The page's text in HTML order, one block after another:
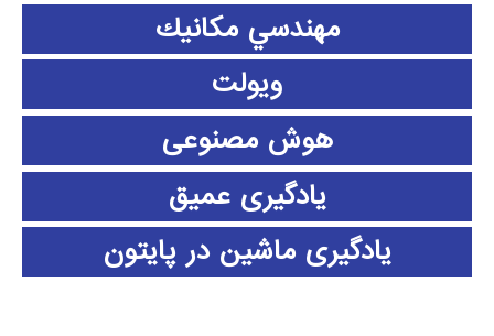
مهندسي مكانيك
ویولت
هوش مصنوعی
یادگیری عمیق
یادگیری ماشین در پایتون